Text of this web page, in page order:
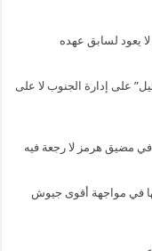
يعود لسابق عهده
على إدارة الجنوب لا على
مضيق هرمز لا رجعة فيه
في مواجهة أقوى جيوش